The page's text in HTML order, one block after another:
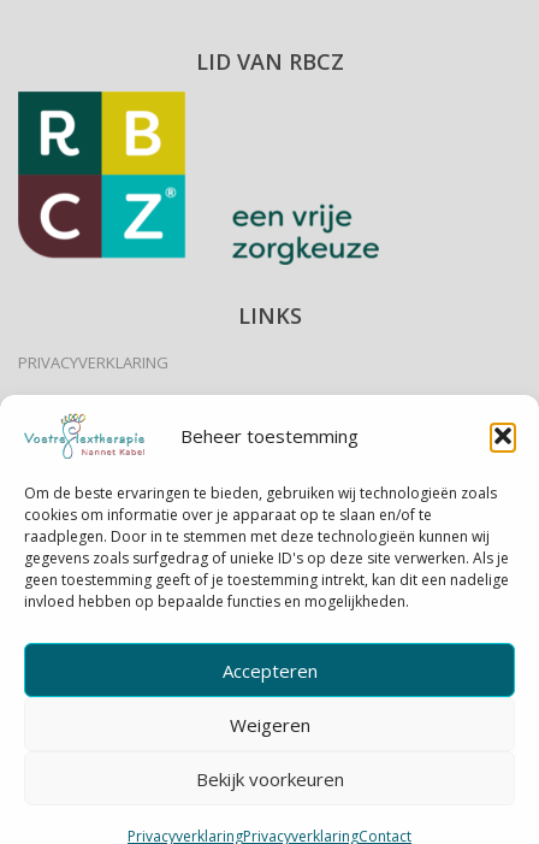
Beheer toestemming
Om de beste ervaringen te bieden, gebruiken wij technologieën zoals
cookies om informatie over je apparaat op te slaan en/of te
raadplegen. Door in te stemmen met deze technologieën kunnen wij
gegevens zoals surfgedrag of unieke ID's op deze site verwerken. Als je
geen toestemming geeft of je toestemming intrekt, kan dit een nadelige
invloed hebben op bepaalde functies en mogelijkheden.
Accepteren
Weigeren
Bekijk voorkeuren
PrivacyverklaringPrivacyverklaringContact
LID VAN RBCZ
LINKS
PRIVACYVERKLARING
DISCLAIMER
EEN AFSPRAAK ANNULEREN
U WILT EEN KLACHT INDIENEN?
© 2019-2026 Voetreflextherapie Nannet Kabel
Goedkoop Uw Website